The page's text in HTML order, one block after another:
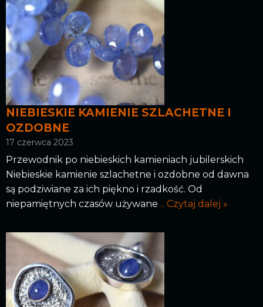
NIEBIESKIE KAMIENIE SZLACHETNE I
OZDOBNE
17 czerwca 2023
Przewodnik po niebieskich kamieniach jubilerskich
Niebieskie kamienie szlachetne i ozdobne od dawna
są podziwiane za ich piękno i rzadkość. Od
niepamiętnych czasów używane… Czytaj dalej »